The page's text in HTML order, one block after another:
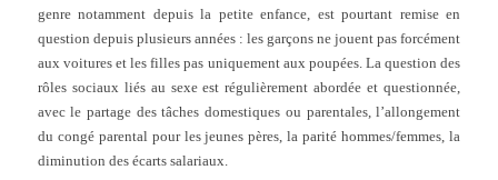
genre notamment depuis la petite enfance, est pourtant remise en
question depuis plusieurs années : les garçons ne jouent pas forcément
aux voitures et les filles pas uniquement aux poupées. La question des
rôles sociaux liés au sexe est régulièrement abordée et questionnée,
avec le partage des tâches domestiques ou parentales, l’allongement
du congé parental pour les jeunes pères, la parité hommes/femmes, la
diminution des écarts salariaux.